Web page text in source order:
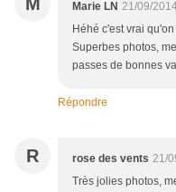
Marie LN 21/09/
Héhé c'est vrai
Superbes photos,
passes de bonnes
Répondre
R rose des vents 21/
Très jolies photos,